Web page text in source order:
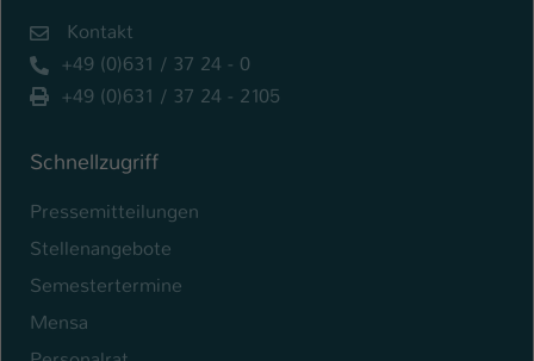
Kontakt
+49 (0)631 / 37 24 - 0
+49 (0)631 / 37 24 - 2105
Schnellzugriff
Pressemitteilungen
Stellenangebote
Semestertermine
Mensa